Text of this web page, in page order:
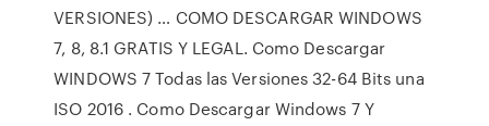
VERSIONES) … COMO DESCARGAR WINDOWS
7, 8, 8.1 GRATIS Y LEGAL. Como Descargar
WINDOWS 7 Todas las Versiones 32-64 Bits una
ISO 2016 . Como Descargar Windows 7 Y